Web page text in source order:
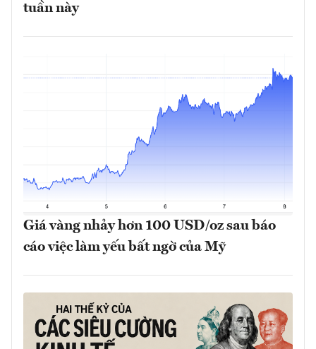
tuần này
Giá vàng nhảy hơn 100 USD/oz sau báo
cáo việc làm yếu bất ngờ của Mỹ